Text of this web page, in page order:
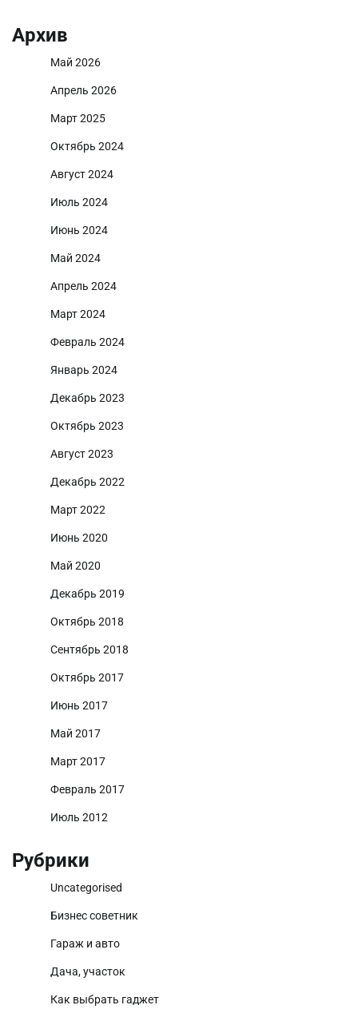
Архив
Май 2026
Апрель 2026
Март 2025
Октябрь 2024
Август 2024
Июль 2024
Июнь 2024
Май 2024
Апрель 2024
Март 2024
Февраль 2024
Январь 2024
Декабрь 2023
Октябрь 2023
Август 2023
Декабрь 2022
Март 2022
Июнь 2020
Май 2020
Декабрь 2019
Октябрь 2018
Сентябрь 2018
Октябрь 2017
Июнь 2017
Май 2017
Март 2017
Февраль 2017
Июль 2012
Рубрики
Uncategorised
Бизнес советник
Гараж и авто
Дача, участок
Как выбрать гаджет